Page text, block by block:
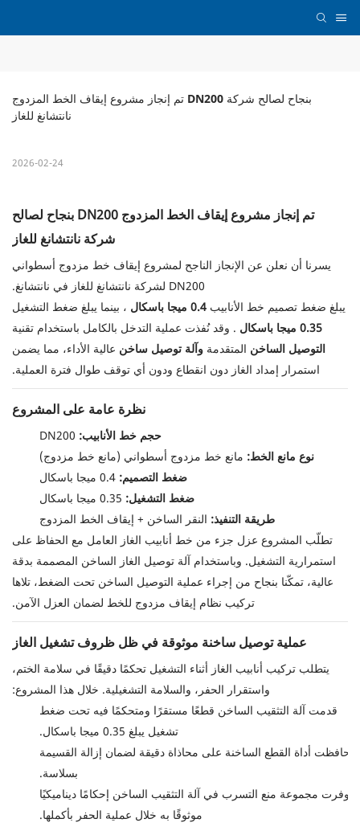
تم إنجاز مشروع إيقاف الخط المزدوج DN200 بنجاح لصالح شركة
نانتشانغ للغاز
2026-02-24
تم إنجاز مشروع إيقاف الخط المزدوج DN200 بنجاح لصالح
شركة نانتشانغ للغاز
يسرنا أن نعلن عن الإنجاز الناجح لمشروع إيقاف خط مزدوج أسطواني
DN200 لشركة نانتشانغ للغاز في نانتشانغ.
يبلغ ضغط تصميم خط الأنابيب 0.4 ميجا باسكال
، بينما يبلغ ضغط التشغيل
0.35 ميجا باسكال
. وقد نُفذت عملية التدخل بالكامل باستخدام تقنية
التوصيل الساخن المتقدمة وآلة توصيل ساخن عالية الأداء، مما يضمن
استمرار إمداد الغاز دون انقطاع ودون أي توقف طوال فترة العملية.
نظرة عامة على المشروع
حجم خط الأنابيب:
نوع مانع الخط: مانع خط مزدوج أسطواني (مانع خط مزدوج)
ضغط التصميم: 0.4 ميجا باسكال
ضغط التشغيل:
طريقة التنفيذ: النقر الساخن + إيقاف الخط المزدوج
تطلّب المشروع عزل جزء من خط أنابيب الغاز العامل مع الحفاظ على
استمرارية التشغيل. وباستخدام آلة توصيل الغاز الساخن المصممة بدقة
عالية، تمكّنا بنجاح من إجراء عملية التوصيل الساخن تحت الضغط، تلاها
تركيب نظام إيقاف مزدوج للخط لضمان العزل الآمن.
عملية توصيل ساخنة موثوقة في ظل ظروف تشغيل الغاز
يتطلب تركيب أنابيب الغاز أثناء التشغيل تحكمًا دقيقًا في سلامة الختم،
واستقرار الحفر، والسلامة التشغيلية. خلال هذا المشروع:
قدمت آلة التثقيب الساخن قطعًا مستقرًا ومتحكمًا فيه تحت ضغط
تشغيل يبلغ 0.35 ميجا باسكال.
حافظت أداة القطع الساخنة على محاذاة دقيقة لضمان إزالة القسيمة
بسلاسة.
وفرت مجموعة منع التسرب في آلة التثقيب الساخن إحكامًا ديناميكيًا
موثوقًا به خلال عملية الحفر بأكملها.